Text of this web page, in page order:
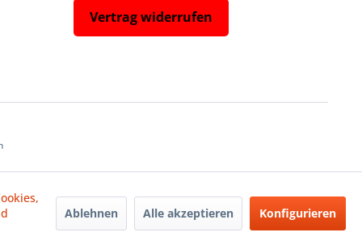
Vertrag widerrufen
Ablehnen Alle akzeptieren Konfigurieren